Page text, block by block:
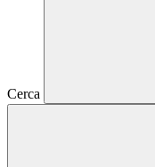
Cerca